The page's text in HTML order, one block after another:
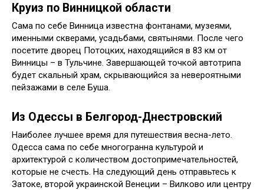
Круиз по Винницкой области
Сама по себе Винница известна фонтанами, музеями,
именными скверами, усадьбами, святынями. После чего
посетите дворец Потоцких, находящийся в 83 км от
Винницы – в Тульчине. Завершающей точкой автотрипа
будет скальный храм, скрывающийся за невероятными
пейзажами в селе Буша.
Из Одессы в Белгород-Днестровский
Наиболее лучшее время для путешествия весна-лето.
Одесса сама по себе многогранна культурой и
архитектурой с количеством достопримечательностей,
которые не счесть. На следующий день отправьтесь к
Затоке, второй украинской Венеции – Вилково или центру